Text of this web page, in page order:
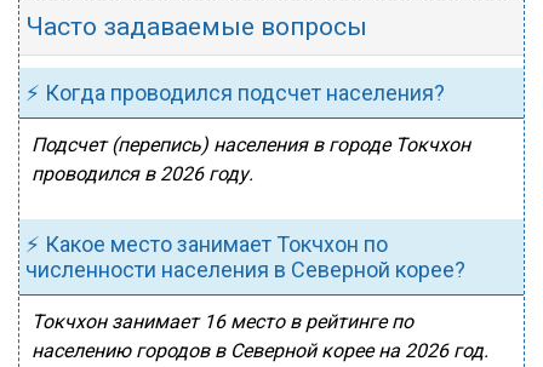
Часто задаваемые вопросы
⚡ Когда проводился подсчет населения?
Подсчет (перепись) населения в городе Токчхон
проводился в 2026 году.
⚡ Какое место занимает Токчхон по
численности населения в Северной корее?
Токчхон занимает 16 место в рейтинге по
населению городов в Северной корее на 2026 год.